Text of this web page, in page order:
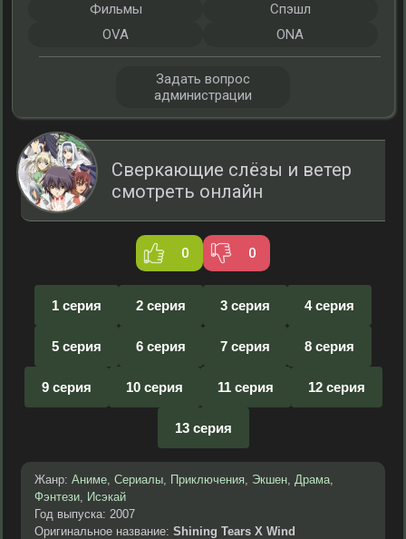
Сверкающие слёзы и ветер
смотреть онлайн
0 0
1 серия 2 серия 3 серия 4 серия
5 серия 6 серия 7 серия 8 серия
9 серия 10 серия 11 серия 12 серия
13 серия
Жанр: Аниме, Сериалы, Приключения, Экшен, Драма,
Фэнтези, Исэкай
Год выпуска: 2007
Оригинальное название: Shining Tears X Wind
Фильмы
Спэшл
OVA
ONA
Задать вопрос
администрации